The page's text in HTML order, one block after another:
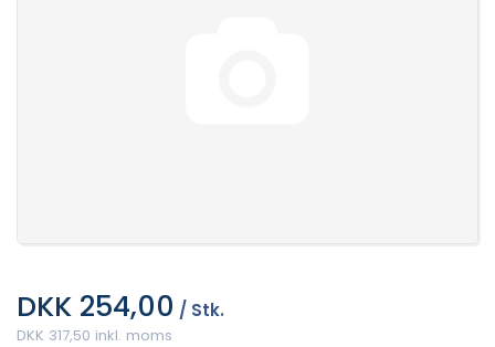
DKK 254,00 / Stk.
DKK 317,50 inkl. moms